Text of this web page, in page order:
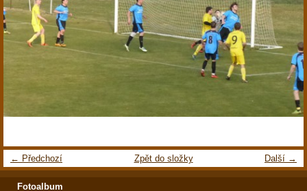
← Předchozí Další →
Zpět do složky
Fotoalbum